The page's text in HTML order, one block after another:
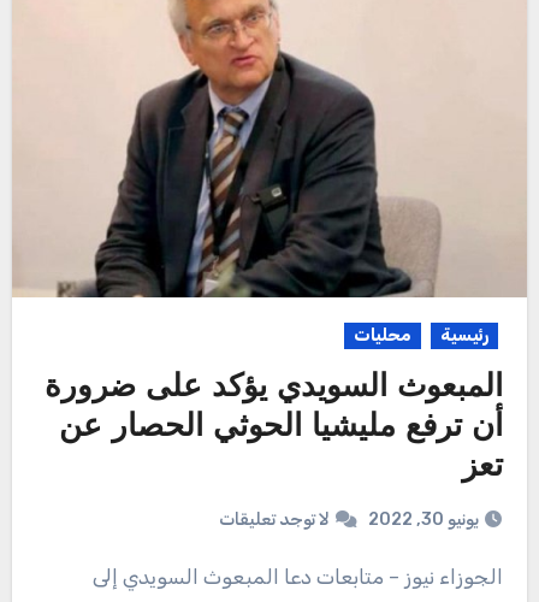
رئيسية محليات
‏المبعوث السويدي يؤكد على ضرورة
أن ترفع مليشيا الحوثي الحصار ‎عن
تعز
يونيو 30, 2022 لا توجد تعليقات
الجوزاء نيوز – متابعات دعا المبعوث السويدي إلى